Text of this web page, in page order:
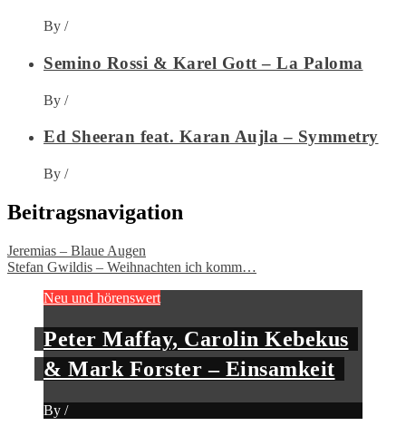
By /
Semino Rossi & Karel Gott – La Paloma
By /
Ed Sheeran feat. Karan Aujla – Symmetry
By /
Beitragsnavigation
Jeremias – Blaue Augen
Stefan Gwildis – Weihnachten ich komm…
Neu und hörenswert
Peter Maffay, Carolin Kebekus
& Mark Forster – Einsamkeit
By /